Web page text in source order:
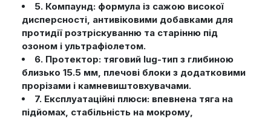
5. Компаунд: формула із сажою високої
дисперсності, антивіковими добавками для
протидії розтріскуванню та старінню під
озоном і ультрафіолетом.
6. Протектор: тяговий lug-тип з глибиною
близько 15.5 мм, плечові блоки з додатковими
прорізами і камневиштовхувачами.
7. Експлуатаційні плюси: впевнена тяга на
підйомах, стабільність на мокрому,